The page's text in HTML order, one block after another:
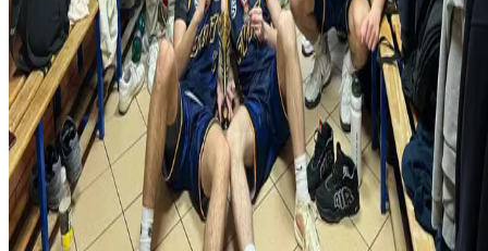
O nás História ÚspechyIskra ArénaKontakt
NovinkyKalendár
Mládež